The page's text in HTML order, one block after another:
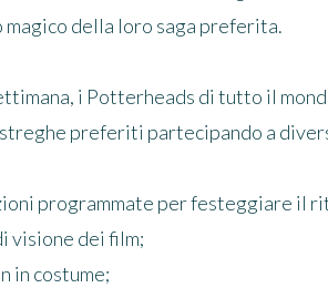
della loro saga preferita.
i Potterheads di tutto il
preferiti partecipando a
programmate per festeggiare il
visione dei film;
in costume;